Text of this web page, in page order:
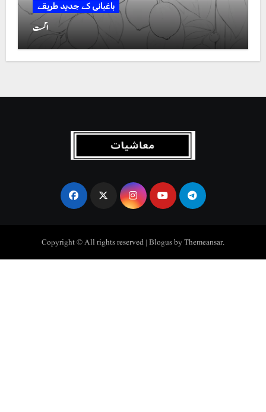
باغبانی کے جدید طریقے
اگست
Copyright © All rights reserved |BlogusbyThemeansar.